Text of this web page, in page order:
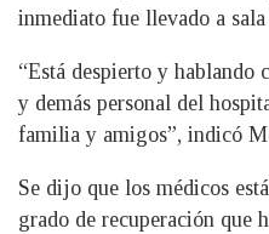
inmediato fue llevado a
“Está despierto y hablando
y demás personal del
familia y amigos”, indicó
Se dijo que los médicos
grado de recuperación que